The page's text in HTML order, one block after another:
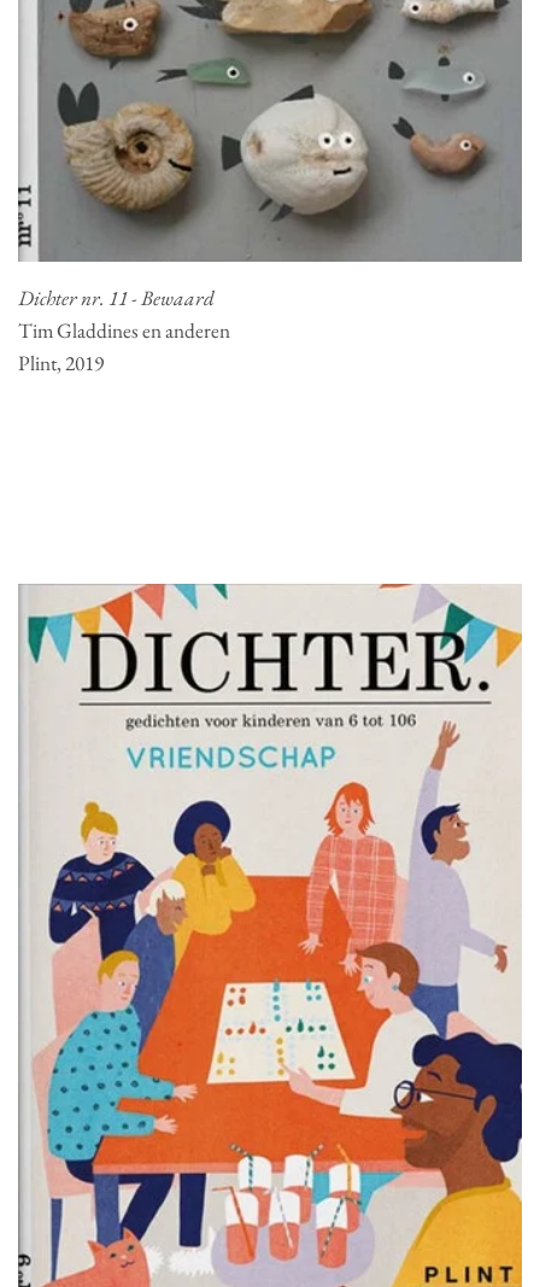
Dichter nr. 11 - Bewaard
Tim Gladdines en anderen
Plint, 2019